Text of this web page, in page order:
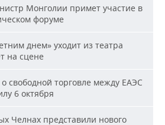
Монголии примет участие в
форуме
днем» уходит из театра
на сцене
свободной торговле между ЕАЭС
6 октября
Челнах представили нового